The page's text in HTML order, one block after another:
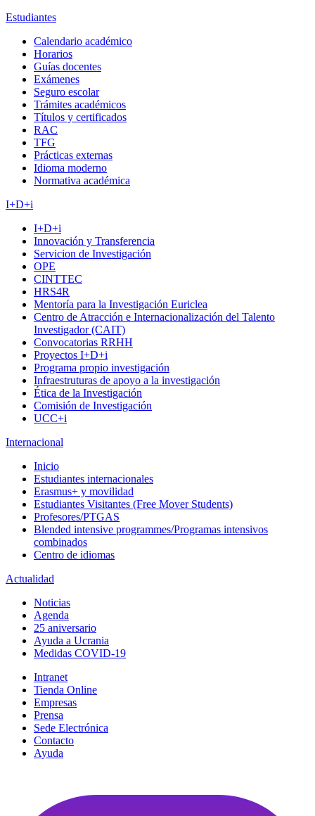
Estudiantes
Calendario académico
Horarios
Guías docentes
Exámenes
Seguro escolar
Trámites académicos
Títulos y certificados
RAC
TFG
Prácticas externas
Idioma moderno
Normativa académica
I+D+i
I+D+i
Innovación y Transferencia
Servicion de Investigación
OPE
CINTTEC
HRS4R
Mentoría para la Investigación Euriclea
Centro de Atracción e Internacionalización del Talento
Investigador (CAIT)
Convocatorias RRHH
Proyectos I+D+i
Programa propio investigación
Infraestruturas de apoyo a la investigación
Ética de la Investigación
Comisión de Investigación
UCC+i
Internacional
Inicio
Estudiantes internacionales
Erasmus+ y movilidad
Estudiantes Visitantes (Free Mover Students)
Profesores/PTGAS
Blended intensive programmes/Programas intensivos
combinados
Centro de idiomas
Actualidad
Noticias
Agenda
25 aniversario
Ayuda a Ucrania
Medidas COVID-19
Intranet
Tienda Online
Empresas
Prensa
Sede Electrónica
Contacto
Ayuda